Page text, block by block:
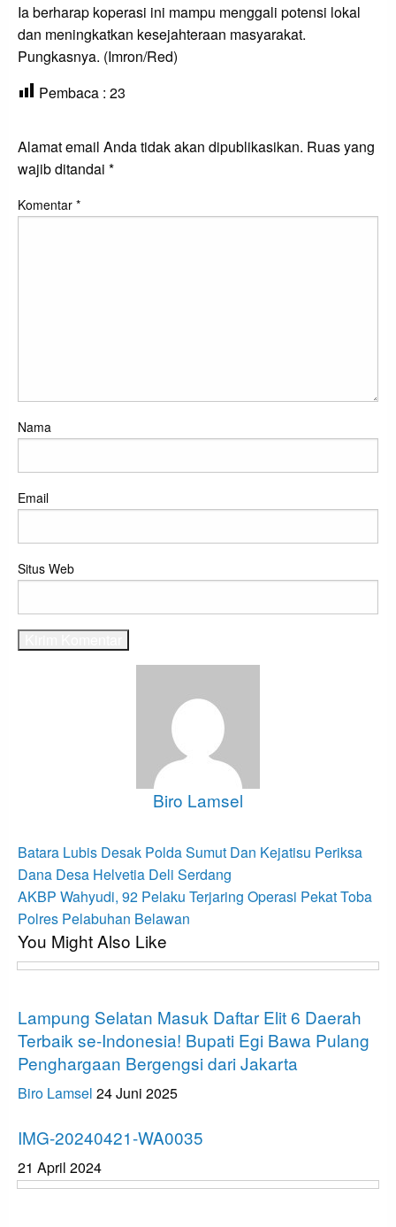
Ia berharap koperasi ini mampu menggali potensi lokal
dan meningkatkan kesejahteraan masyarakat.
Pungkasnya. (Imron/Red)
Pembaca : 23
Alamat email Anda tidak akan dipublikasikan. Ruas yang
wajib ditandai *
Komentar *
Nama
Email
Situs Web
Biro Lamsel
Navigasi
pos
Previous
Post
Batara Lubis Desak Polda Sumut Dan Kejatisu Periksa
Dana Desa Helvetia Deli Serdang
Next
Post
AKBP Wahyudi, 92 Pelaku Terjaring Operasi Pekat Toba
Polres Pelabuhan Belawan
You Might Also Like
Lampung Selatan Masuk Daftar Elit 6 Daerah
Terbaik se-Indonesia! Bupati Egi Bawa Pulang
Penghargaan Bergengsi dari Jakarta
Biro Lamsel 24 Juni 2025
IMG-20240421-WA0035
21 April 2024